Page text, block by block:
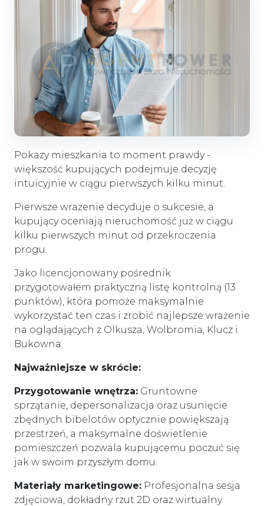
Pokazy mieszkania to moment prawdy -
większość kupujących podejmuje decyzję
intuicyjnie w ciągu pierwszych kilku minut.
Pierwsze wrażenie decyduje o sukcesie, a
kupujący oceniają nieruchomość już w ciągu
kilku pierwszych minut od przekroczenia
progu.
Jako licencjonowany pośrednik
przygotowałem praktyczną listę kontrolną (13
punktów), która pomoże maksymalnie
wykorzystać ten czas i zrobić najlepsze wrażenie
na oglądających z Olkusza, Wolbromia, Klucz i
Bukowna.
Najważniejsze w skrócie:
Przygotowanie wnętrza: Gruntowne
sprzątanie, depersonalizacja oraz usunięcie
zbędnych bibelotów optycznie powiększają
przestrzeń, a maksymalne doświetlenie
pomieszczeń pozwala kupującemu poczuć się
jak w swoim przyszłym domu.
Materiały marketingowe: Profesjonalna sesja
zdjęciowa, dokładny rzut 2D oraz wirtualny